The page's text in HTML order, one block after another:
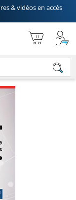
& vidéos en accès